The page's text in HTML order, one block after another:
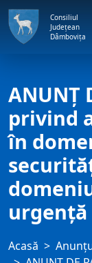
Consiliul
Județean
Dâmbovița
ANUNŢ
privind
în
urgenţă
Acasă